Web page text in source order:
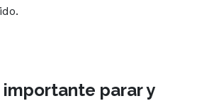
importante parar y